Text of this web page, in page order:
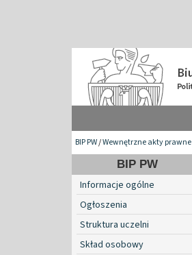
BIP PW/Wewnętrzne akty prawne
BIP PW
Informacje ogólne
Ogłoszenia
Struktura uczelni
Skład osobowy